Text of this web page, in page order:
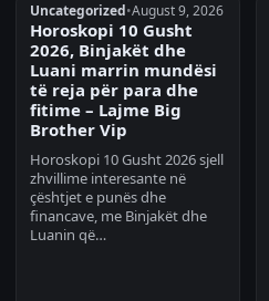
Uncategorized•August 9, 2026
Horoskopi 10 Gusht
2026, Binjakët dhe
Luani marrin mundësi
të reja për para dhe
fitime – Lajme Big
Brother Vip
Horoskopi 10 Gusht 2026 sjell
zhvillime interesante në
çështjet e punës dhe
financave, me Binjakët dhe
Luanin që…